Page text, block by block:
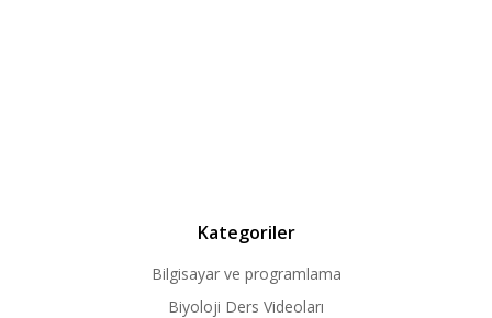
Kategoriler
Bilgisayar ve programlama
Biyoloji Ders Videoları